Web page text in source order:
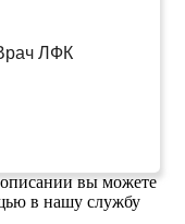
ЛФК
вы можете
в нашу службу